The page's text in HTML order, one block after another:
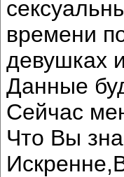
времени
девушках
Данные
Сейчас
Что Вы